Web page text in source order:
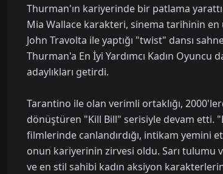
Thurman'ın kariyerinde bir patlama
Mia Wallace karakteri, sinema tarihinin
John Travolta ile yaptığı "twist" dansı
Thurman'a En İyi Yardımcı Kadın Oyuncu
adaylıkları getirdi.
Tarantino ile olan verimli ortaklığı,
dönüştüren "Kill Bill" serisiyle devam etti.
filmlerinde canlandırdığı, intikam yemini
onun kariyerinin zirvesi oldu. Sarı tulumu
ve en stil sahibi kadın aksiyon